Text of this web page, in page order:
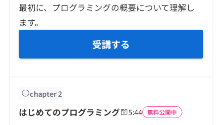
法人向けプラン
最初に、プログラミングの概要について理解し
ます。
受講する
chapter2
はじめてのプログラミング 5:44 無料公開中